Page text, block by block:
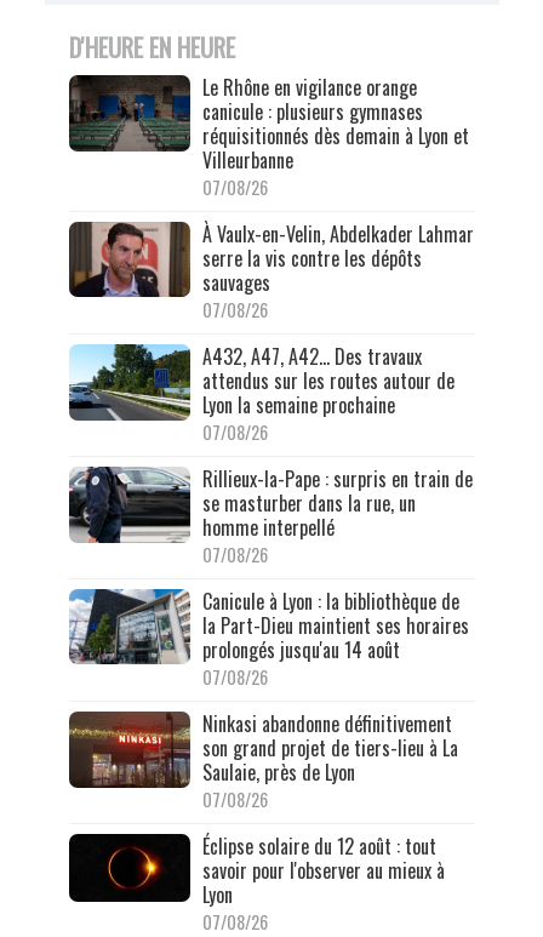
D'HEURE EN HEURE
Le Rhône en vigilance orange
canicule : plusieurs gymnases
réquisitionnés dès demain à Lyon et
Villeurbanne
07/08/26
À Vaulx-en-Velin, Abdelkader Lahmar
serre la vis contre les dépôts
sauvages
07/08/26
A432, A47, A42… Des travaux
attendus sur les routes autour de
Lyon la semaine prochaine
07/08/26
Rillieux-la-Pape : surpris en train de
se masturber dans la rue, un
homme interpellé
07/08/26
Canicule à Lyon : la bibliothèque de
la Part-Dieu maintient ses horaires
prolongés jusqu'au 14 août
07/08/26
Ninkasi abandonne définitivement
son grand projet de tiers-lieu à La
Saulaie, près de Lyon
07/08/26
Éclipse solaire du 12 août : tout
savoir pour l'observer au mieux à
Lyon
07/08/26